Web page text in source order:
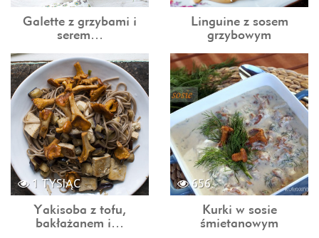
Galette z grzybami i
serem…
Linguine z sosem
grzybowym
1 TYSIĄC
Yakisoba z tofu,
bakłażanem i…
656
Kurki w sosie
śmietanowym